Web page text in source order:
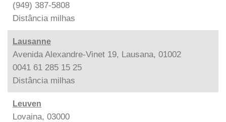
(949) 387-5808
Distância milhas
Lausanne
Avenida Alexandre-Vinet 19, Lausana, 01002
0041 61 285 15 25
Distância milhas
Leuven
Lovaina, 03000